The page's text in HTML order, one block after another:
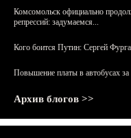
Комсомольск официально
репрессий: задумаемся...
Кого боится Путин: Сергей
Повышение платы в автобусах за
Архив блогов >>